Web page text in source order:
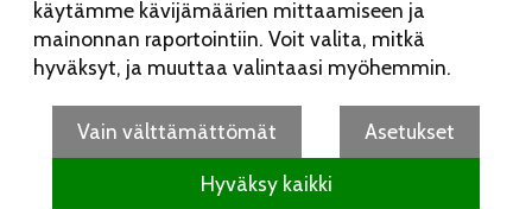
Merikorttikuja 6 E
00960 Helsinki
Puh:
050 462 9702
vuosaarilehti(at)vuosaarilehti.fi
käytämme kävijämäärien mittaamiseen ja
mainonnan raportointiin. Voit valita, mitkä
hyväksyt, ja muuttaa valintaasi myöhemmin.
Vain välttämättömät Asetukset
Hyväksy kaikki